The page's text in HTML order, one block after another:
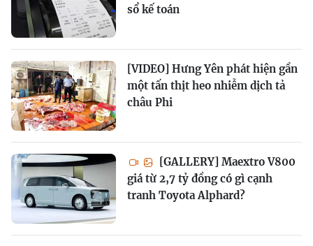
sổ kế toán
[VIDEO] Hưng Yên phát hiện gần
một tấn thịt heo nhiễm dịch tả
châu Phi
[GALLERY] Maextro V800
giá từ 2,7 tỷ đồng có gì cạnh
tranh Toyota Alphard?